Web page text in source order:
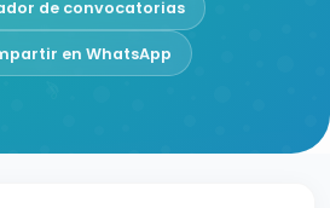
de convocatorias
en WhatsApp